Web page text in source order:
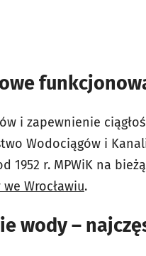
i zapewnienie
Wodociągów i
1952 r. MPWiK na
Wrocławiu.
wody –